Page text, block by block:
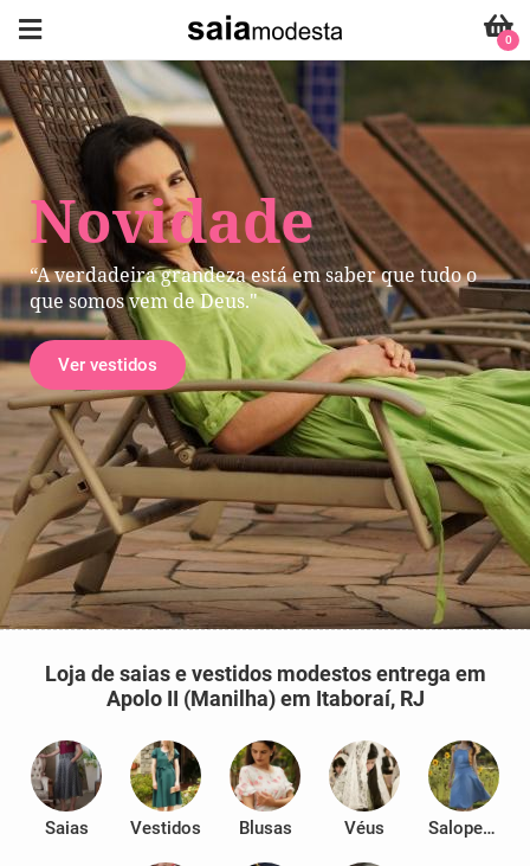
Novidade
“A verdadeira grandeza está em saber que tudo o
que somos vem de Deus."
Ver vestidos
0
Loja de saias e vestidos modestos entrega em
Apolo II (Manilha) em Itaboraí, RJ
Saias Vestidos Blusas Véus Salopetes